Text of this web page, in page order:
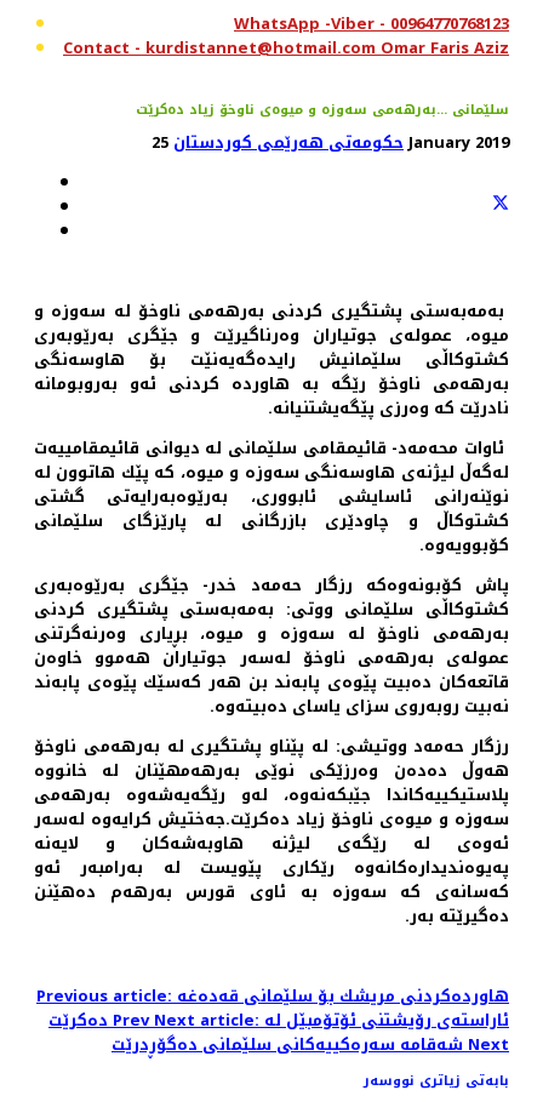
WhatsApp -Viber - 00964770768123
Contact - kurdistannet@hotmail.com Omar Faris Aziz
سلێمانی ...بەرهەمی سەوزە و میوەی ناوخۆ زیاد دەكرێت
حکومەتی هەرێمی کوردستان25 January 2019
بەمەبەستی پشتگیری كردنی بەرهەمی ناوخۆ لە سەوزە و
میوە، عمولەی جوتیاران وەرناگیرێت و جێگری بەرێوبەری
كشتوكاڵی سلێمانیش رایدەگەیەنێت بۆ هاوسەنگی
بەرهەمی ناوخۆ رێگە بە هاوردە كردنی ئەو بەروبومانە
نادرێت كە وەرزی پێگەیشتنیانە.
ئاوات محەمەد- قائیمقامی سلێمانی لە دیوانی قائیمقامییەت
لەگەڵ لیژنەی هاوسەنگی سەوزە و میوە، كە پێك هاتوون لە
نوێنەرانی ئاسایشی ئابووری، بەرێوەبەرایەتی گشتی
كشتوكاڵ و چاودێری بازرگانی لە پارێزگای سلێمانی
كۆبوویەوە.
پاش كۆبونەوەكە رزگار حەمەد خدر- جێگری بەرێوەبەری
كشتوكاڵی سلێمانی ووتی: بەمەبەستی پشتگیری كردنی
بەرهەمی ناوخۆ لە سەوزە و میوە، بڕیاری وەرنەگرتنی
عمولەی بەرهەمی ناوخۆ لەسەر جوتیاران هەموو خاوەن
قاتعەكان دەبیت پێوەی پابەند بن هەر كەسێك پێوەی پابەند
نەبیت روبەروی سزای یاسای دەبیتەوە.
رزگار حەمەد ووتیشی: لە پێناو پشتگیری لە بەرهەمی ناوخۆ
هەوڵ دەدەن وەرزێكی نوێی بەرهەمهێنان لە خانووە
پلاستیكییەكاندا جێبكەنەوە، لەو رێگەیەشەوە بەرهەمی
سەوزە و میوەی ناوخۆ زیاد دەكرێت.جەختیش كرایەوە لەسەر
ئەوەی لە رێگەی لیژنە هاوبەشەكان و لایەنە
پەیوەندیدارەكانەوە رێكاری پێویست لە بەرامبەر ئەو
كەسانەی كە سەوزە بە ئاوی قورس بەرهەم دەهێنن
دەگیرێتە بەر.
Previous article: هاوردەكردنی مریشك بۆ سلێمانی قەدەغە
دەكرێتPrevNext article: ئاراسته‌ی رۆیشتنی ئۆتۆمبێل له‌
شه‌قامه‌ سه‌ره‌كییه‌كانی سلێمانی ده‌گۆڕدرێتNext
بابەتی زیاتری نووسەر